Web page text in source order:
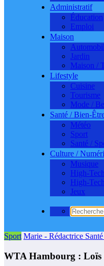
Administratif
Éducation
Emploi
Maison
Jardin
Maison /
Lifestyle
Cuisine
Tourisme
Mode /
Santé / Bien-
Météo
Sport
Santé /
Culture /
Musique
High-
High-Tech
Jeux
Sport Marie - Rédactrice
WTA Hambourg : Loïs